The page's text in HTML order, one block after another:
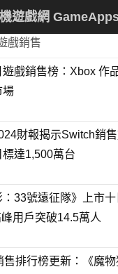
遊戲網
戲銷售
戲銷售榜：Xbox 作
場
財報揭示Switch銷
達1,500萬台
：33號遠征隊》上市
用戶突破14.5萬人
售排行榜更新：《魔